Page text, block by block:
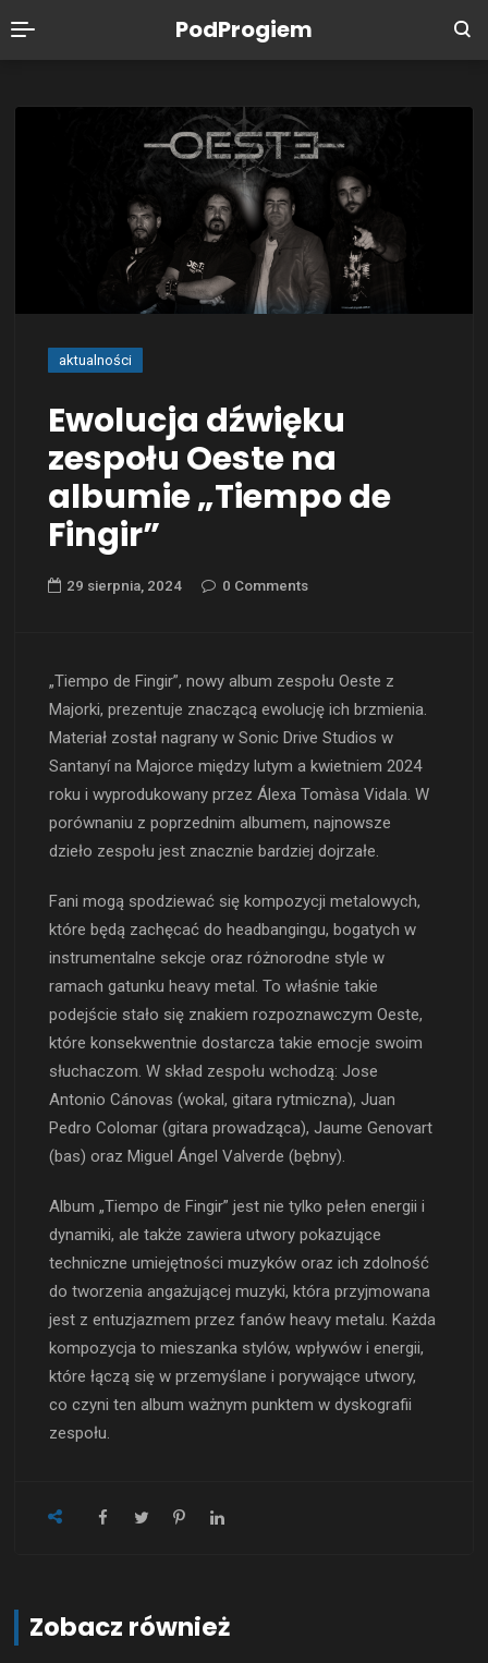
PodProgiem
aktualności
Ewolucja dźwięku
zespołu Oeste na
albumie „Tiempo de
Fingir”
29 sierpnia, 2024 0 Comments
„Tiempo de Fingir”, nowy album zespołu Oeste z
Majorki, prezentuje znaczącą ewolucję ich brzmienia.
Materiał został nagrany w Sonic Drive Studios w
Santanyí na Majorce między lutym a kwietniem 2024
roku i wyprodukowany przez Álexa Tomàsa Vidala. W
porównaniu z poprzednim albumem, najnowsze
dzieło zespołu jest znacznie bardziej dojrzałe.
Fani mogą spodziewać się kompozycji metalowych,
które będą zachęcać do headbangingu, bogatych w
instrumentalne sekcje oraz różnorodne style w
ramach gatunku heavy metal. To właśnie takie
podejście stało się znakiem rozpoznawczym Oeste,
które konsekwentnie dostarcza takie emocje swoim
słuchaczom. W skład zespołu wchodzą: Jose
Antonio Cánovas (wokal, gitara rytmiczna), Juan
Pedro Colomar (gitara prowadząca), Jaume Genovart
(bas) oraz Miguel Ángel Valverde (bębny).
Album „Tiempo de Fingir” jest nie tylko pełen energii i
dynamiki, ale także zawiera utwory pokazujące
techniczne umiejętności muzyków oraz ich zdolność
do tworzenia angażującej muzyki, która przyjmowana
jest z entuzjazmem przez fanów heavy metalu. Każda
kompozycja to mieszanka stylów, wpływów i energii,
które łączą się w przemyślane i porywające utwory,
co czyni ten album ważnym punktem w dyskografii
zespołu.
Zobacz również